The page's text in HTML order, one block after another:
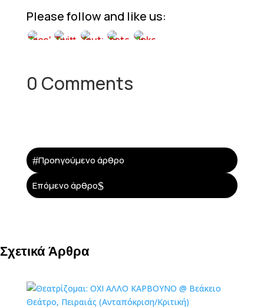
Please follow and like us:
0 Comments
#Προηγούμενο άρθρο
Επόμενο άρθρο$
Σχετικά Άρθρα